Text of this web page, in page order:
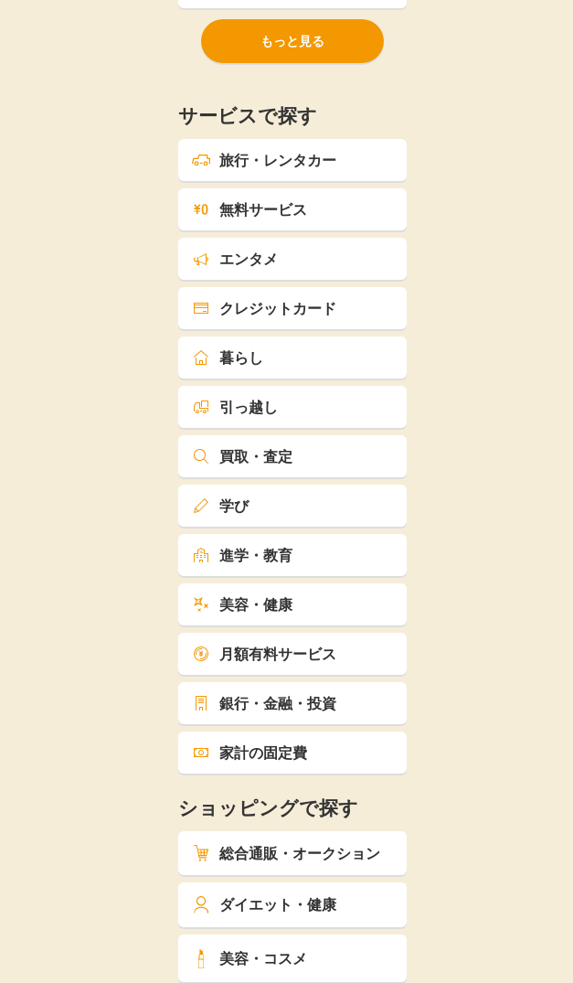
もっと見る
サービスで探す
旅行・レンタカー
無料サービス
エンタメ
クレジットカード
暮らし
引っ越し
買取・査定
学び
進学・教育
美容・健康
月額有料サービス
銀行・金融・投資
家計の固定費
ショッピングで探す
総合通販・オークション
ダイエット・健康
美容・コスメ